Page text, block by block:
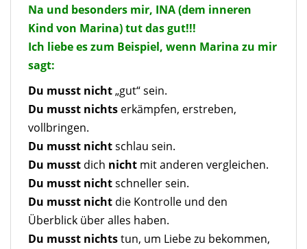
Na und besonders mir, INA (dem inneren
Kind von Marina) tut das gut!!!
Ich liebe es zum Beispiel, wenn Marina zu mir
sagt:
Du musst nicht„gut“ sein.
Du musst nichts erkämpfen, erstreben,
vollbringen.
Du musst nichtschlau sein.
Du musst dich nicht mit anderen vergleichen.
Du musst nichtschneller sein.
Du musst nicht die Kontrolle und den
Überblick über alles haben.
Du musst nichtstun, um Liebe zu bekommen,